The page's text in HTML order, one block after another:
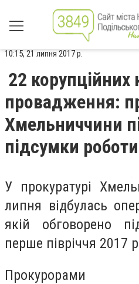
10:15, 21 липня 2017 р.
22 корупційних
провадження:
Хмельниччини
підсумки роботи
У прокуратурі
липня відбулась
якій обговорено
перше півріччя 2017
Прокурорами